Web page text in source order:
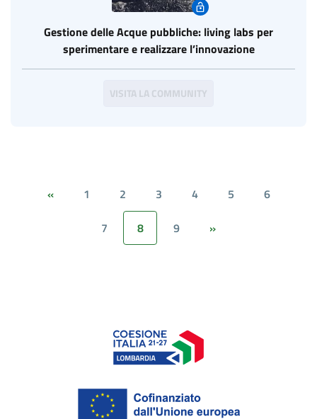
Gestione delle Acque pubbliche: living labs per
sperimentare e realizzare l’innovazione
VISITA LA COMMUNITY
« 1 2 3 4 5
6
7
8 9 »